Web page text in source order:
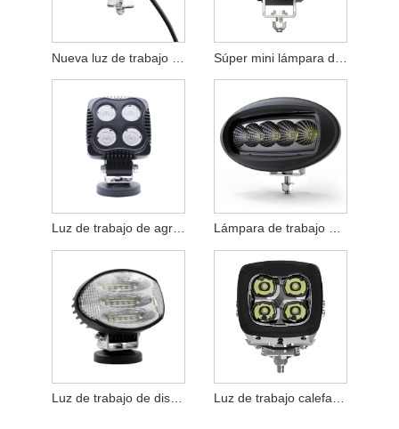
Luz de trabajo de diseño Sideshooter de gran angular de 120 grados Luz de trabajo calefactada y regulable